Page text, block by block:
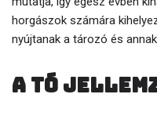
horgászok számára
nyújtanak a tározó és
A tó